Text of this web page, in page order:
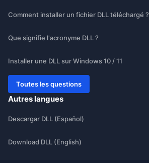
Comment installer un fichier DLL téléchargé ?
Que signifie l'acronyme DLL ?
Installer une DLL sur Windows 10 / 11
Toutes les questions
Autres langues
Descargar DLL (Español)
Download DLL (English)